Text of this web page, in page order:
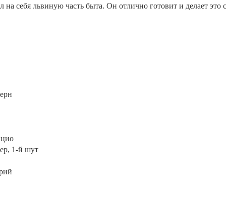
себя львиную часть быта. Он отлично готовит и делает это
1-й шут